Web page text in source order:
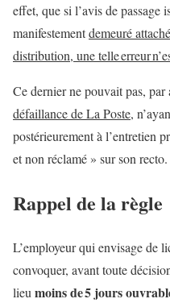
effet, que si l’avis de passage
manifestementdemeuré
distribution, une telle erreur
Ce dernier ne pouvait pas, par
défaillance de La Poste,
postérieurement à l’entretien
et non réclamé » sur son recto.
Rappel de la règle
L’employeur qui envisage de
convoquer, avant toute
lieu moins de 5 jours